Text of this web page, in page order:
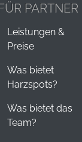
PARTNER
Leistungen &
Preise
Was bietet
Harzspots?
Was bietet das
Team?
Social Media
von